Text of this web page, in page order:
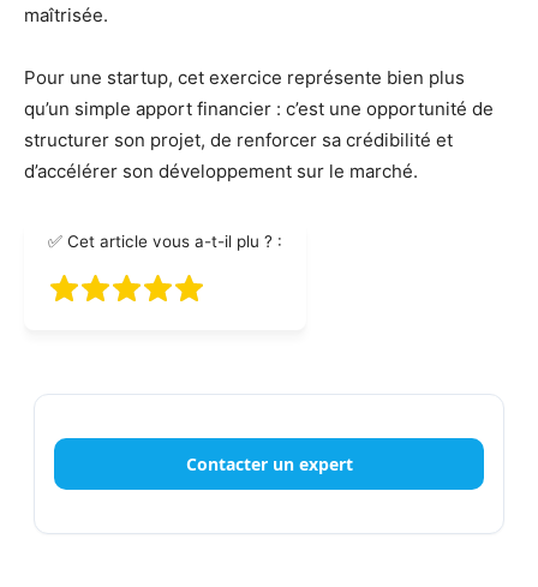
maîtrisée.
Pour une startup, cet exercice représente bien plus
qu’un simple apport financier : c’est une opportunité de
structurer son projet, de renforcer sa crédibilité et
d’accélérer son développement sur le marché.
✅ Cet article vous a-t-il plu ? :
Contacter un expert